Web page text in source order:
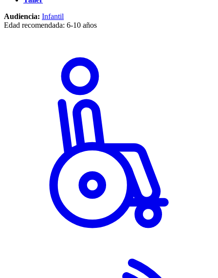
Audiencia: Infantil
Edad recomendada: 6-10 años